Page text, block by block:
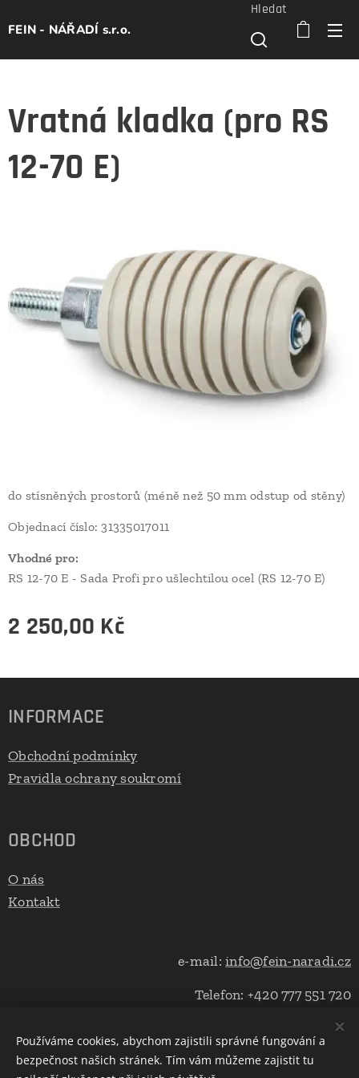
FEIN - NÁŘADÍ s.r.o.
Hledat
Vratná kladka (pro RS
12-70 E)
do stísněných prostorů (méně než 50 mm odstup od stěny)
Objednací číslo: 31335017011
Vhodné pro:
RS 12-70 E - Sada Profi pro ušlechtilou ocel (RS 12-70 E)
2 250,00 Kč
INFORMACE
Obchodní podmínky
Pravidla ochrany soukromí
OBCHOD
O nás
Kontakt
e-mail:info@fein-naradi.cz
Telefon: +420 777 551 720
Cookies
Používáme cookies, abychom zajistili správné fungování a
bezpečnost našich stránek. Tím vám můžeme zajistit tu